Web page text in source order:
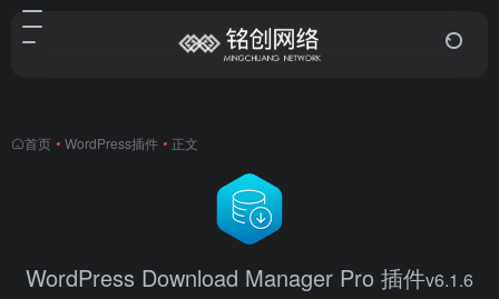
首页 • WordPress插件 • 正文
WordPress Download Manager Pro 插件v6.1.6